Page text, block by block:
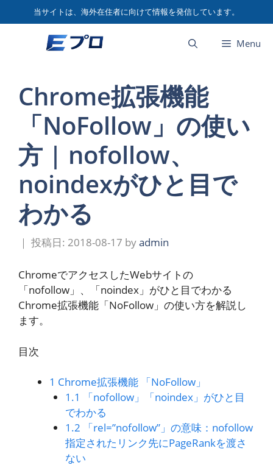
ン
当サイトは、海外在住者に向けて情報を発信しています。
Menu
Chrome拡張機能
「NoFollow」の使い
方 | nofollow、
noindexがひと目で
わかる
2018-08-17 byadmin
ChromeでアクセスしたWebサイトの
「nofollow」、「noindex」がひと目でわかる
Chrome拡張機能「NoFollow」の使い方を解説し
ます。
目次
1 Chrome拡張機能 「NoFollow」
1.1
「nofollow」「noindex」がひと目
でわかる
1.2 「rel=”nofollow”」の意味：nofollow
指定されたリンク先にPageRankを渡さ
ない